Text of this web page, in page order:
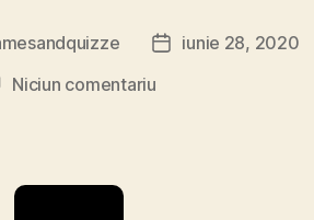
Datăiunie 28, 2020
Niciun comentariula